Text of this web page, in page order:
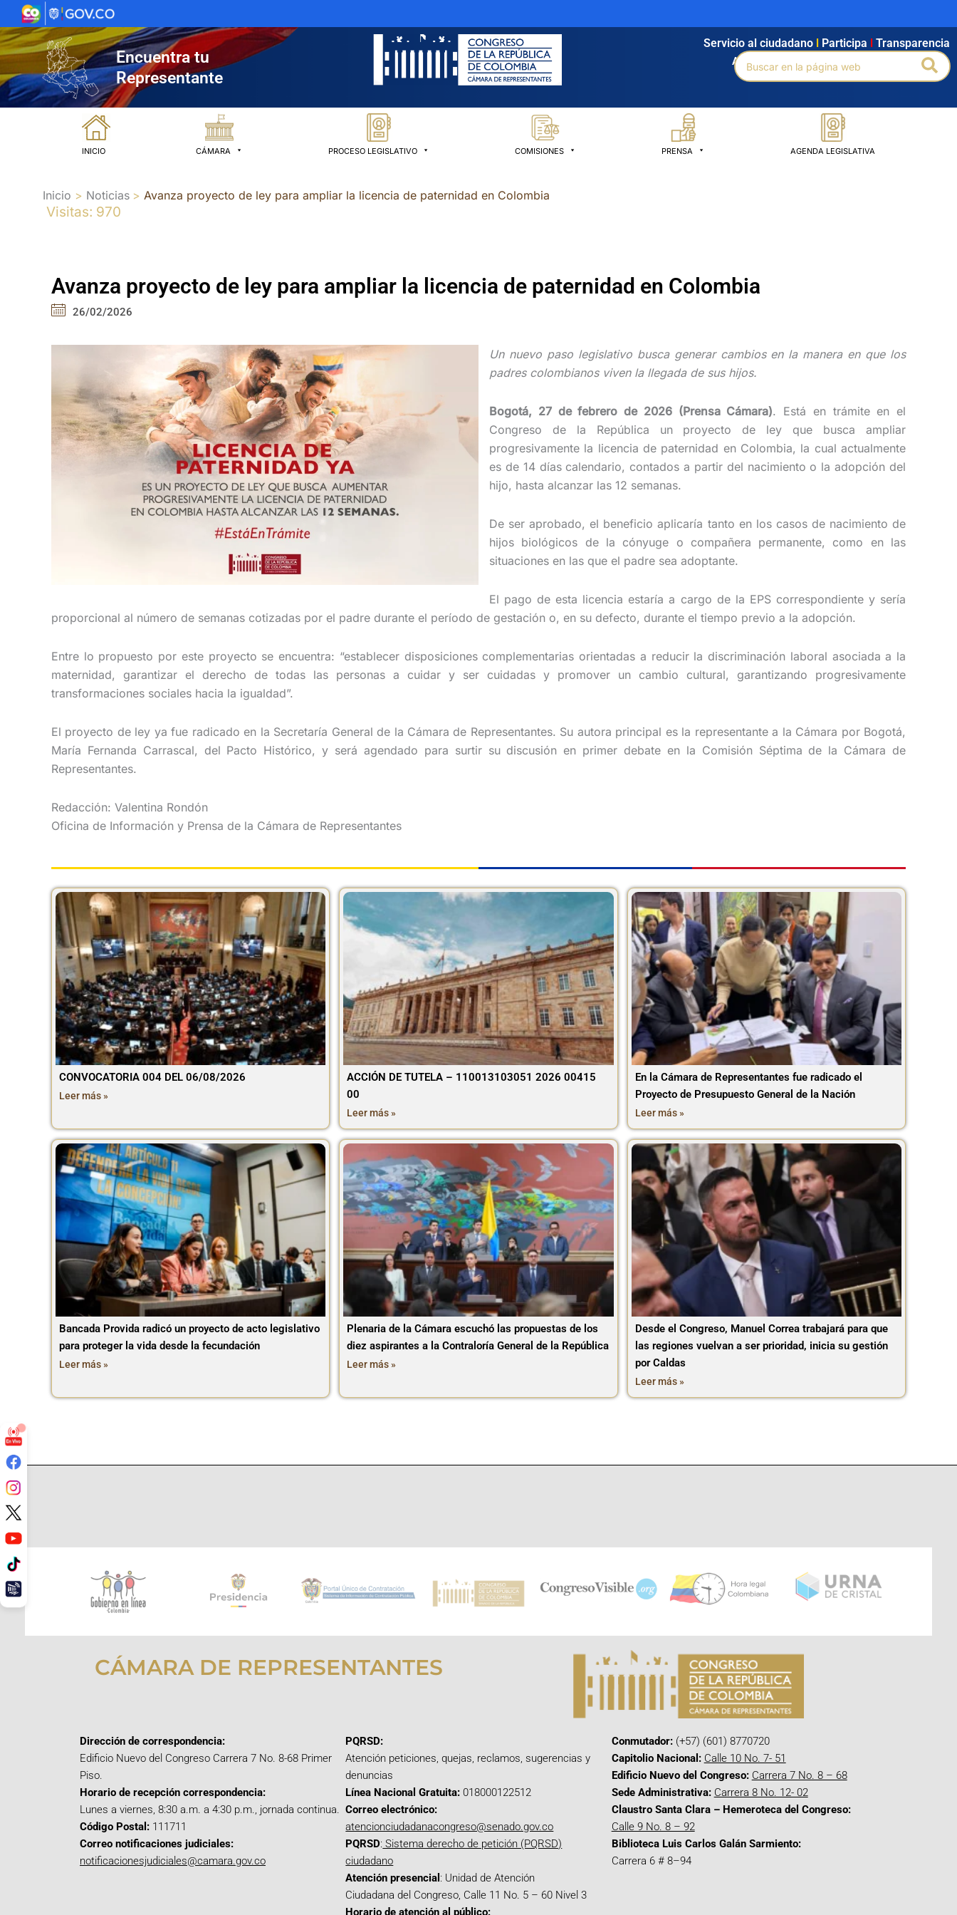
al
contenido
Encuentra tu
Representante
Agendamiento Intranet Búsqueda avanzada
Servicio al ciudadano Participa Transparencia
Buscar
por:
INICIO CÁMARA PROCESO LEGISLATIVO COMISIONES PRENSA AGENDA LEGISLATIVA
Inicio Noticias Avanza proyecto de ley para ampliar la licencia de paternidad en Colombia
Visitas: 970
Avanza proyecto de ley para ampliar la licencia de paternidad en Colombia
26/02/2026
Un nuevo paso legislativo busca generar cambios en la manera en que los
padres colombianos viven la llegada de sus hijos.
Bogotá, 27 de febrero de 2026 (Prensa Cámara). Está en trámite en el
Congreso de la República un proyecto de ley que busca ampliar
progresivamente la licencia de paternidad en Colombia, la cual actualmente
es de 14 días calendario, contados a partir del nacimiento o la adopción del
hijo, hasta alcanzar las 12 semanas.
De ser aprobado, el beneficio aplicaría tanto en los casos de nacimiento de
hijos biológicos de la cónyuge o compañera permanente, como en las
situaciones en las que el padre sea adoptante.
El pago de esta licencia estaría a cargo de la EPS correspondiente y sería
proporcional al número de semanas cotizadas por el padre durante el período de gestación o, en su defecto, durante el tiempo previo a la adopción.
Entre lo propuesto por este proyecto se encuentra: “establecer disposiciones complementarias orientadas a reducir la discriminación laboral asociada a la
maternidad, garantizar el derecho de todas las personas a cuidar y ser cuidadas y promover un cambio cultural, garantizando progresivamente
transformaciones sociales hacia la igualdad”.
El proyecto de ley ya fue radicado en la Secretaría General de la Cámara de Representantes. Su autora principal es la representante a la Cámara por Bogotá,
María Fernanda Carrascal, del Pacto Histórico, y será agendado para surtir su discusión en primer debate en la Comisión Séptima de la Cámara de
Representantes.
Redacción: Valentina Rondón
Oficina de Información y Prensa de la Cámara de Representantes
CONVOCATORIA 004 DEL 06/08/2026
Leer más »
ACCIÓN DE TUTELA – 110013103051 2026 00415
00
Leer más »
En la Cámara de Representantes fue radicado el
Proyecto de Presupuesto General de la Nación
Leer más »
Bancada Provida radicó un proyecto de acto legislativo
para proteger la vida desde la fecundación
Leer más »
Plenaria de la Cámara escuchó las propuestas de los
diez aspirantes a la Contraloría General de la República
Leer más »
Desde el Congreso, Manuel Correa trabajará para que
las regiones vuelvan a ser prioridad, inicia su gestión
por Caldas
Leer más »
CÁMARA DE REPRESENTANTES
Dirección de correspondencia:
Edificio Nuevo del Congreso Carrera 7 No. 8-68 Primer
Piso.
Horario de recepción correspondencia:
Lunes a viernes, 8:30 a.m. a 4:30 p.m., jornada continua.
Código Postal: 111711
Correo notificaciones judiciales:
notificacionesjudiciales@camara.gov.co
PQRSD:
Atención peticiones, quejas, reclamos, sugerencias y
denuncias
Línea Nacional Gratuita: 018000122512
Correo electrónico:
atencionciudadanacongreso@senado.gov.co
PQRSD: Sistema derecho de petición (PQRSD)
ciudadano
Atención presencial : Unidad de Atención
Ciudadana del Congreso, Calle 11 No. 5 – 60 Nivel 3
Horario de atención al público:
Conmutador:(+57) (601) 8770720
Capitolio Nacional: Calle 10 No. 7- 51
Edificio Nuevo del Congreso: Carrera 7 No. 8 – 68
Sede Administrativa: Carrera 8 No. 12- 02
Claustro Santa Clara – Hemeroteca del Congreso:
Calle 9 No. 8 – 92
Biblioteca Luis Carlos Galán Sarmiento:
Carrera 6 # 8–94